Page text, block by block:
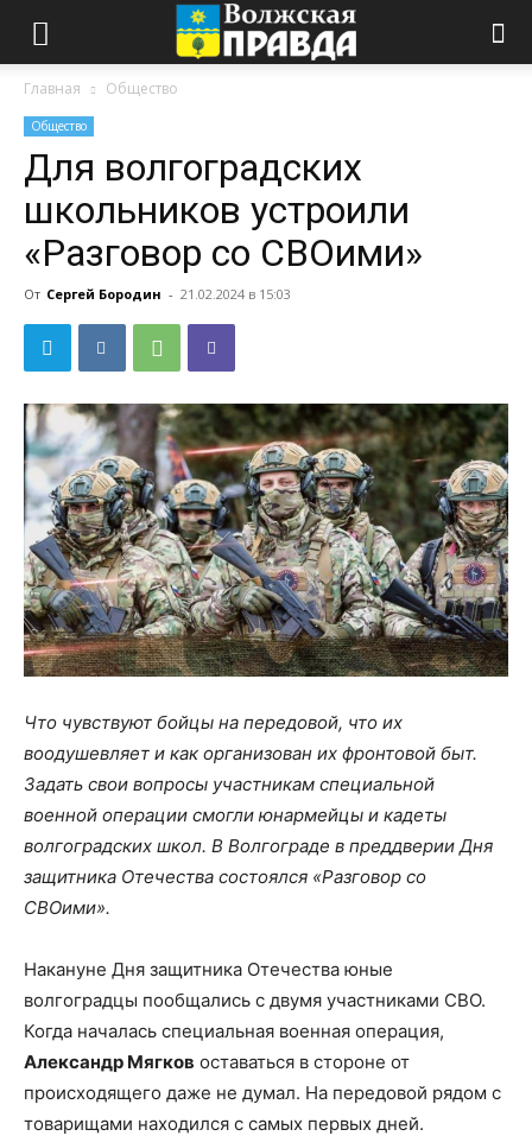
Главная Общество
Общество
Для волгоградских
школьников устроили
«Разговор со СВОими»
От Сергей Бородин - 21.02.2024 в 15:03
Что чувствуют бойцы на передовой, что их
воодушевляет и как организован их фронтовой быт.
Задать свои вопросы участникам специальной
военной операции смогли юнармейцы и кадеты
волгоградских школ. В Волгограде в преддверии Дня
защитника Отечества состоялся «Разговор со
СВОими».
Накануне Дня защитника Отечества юные
волгоградцы пообщались с двумя участниками СВО.
Когда началась специальная военная операция,
Александр Мягков оставаться в стороне от
происходящего даже не думал. На передовой рядом с
товарищами находился с самых первых дней.